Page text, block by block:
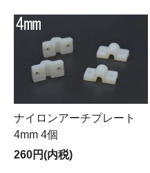
ナイロンアーチプレート
4mm 4個
260円(内税)